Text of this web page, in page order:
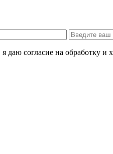
согласие на обработку и